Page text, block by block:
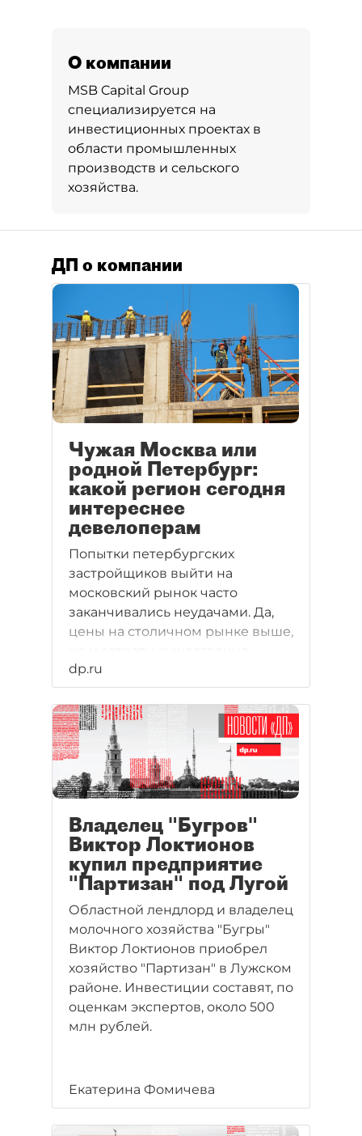
О компании
MSB Capital Group
специализируется на
инвестиционных проектах в
области промышленных
производств и сельского
хозяйства.
ДП о компании
Чужая Москва или
родной Петербург:
какой регион сегодня
интереснее
девелоперам
Попытки петербургских
застройщиков выйти на
московский рынок часто
заканчивались неудачами. Да,
цены на столичном рынке выше,
больше.
dp.ru
Владелец "Бугров"
Виктор Локтионов
купил предприятие
"Партизан" под Лугой
Областной лендлорд и владелец
молочного хозяйства "Бугры"
Виктор Локтионов приобрел
хозяйство "Партизан" в Лужском
районе. Инвестиции составят, по
оценкам экспертов, около 500
млн рублей.
Екатерина Фомичева